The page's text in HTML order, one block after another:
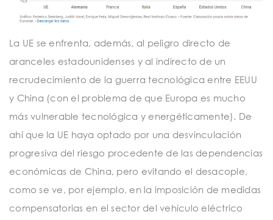
La UE se enfrenta, además, al peligro directo de
aranceles estadounidenses y al indirecto de un
recrudecimiento de la guerra tecnológica entre EEUU
y China (con el problema de que Europa es mucho
más vulnerable tecnológica y energéticamente). De
ahí que la UE haya optado por una desvinculación
progresiva del riesgo procedente de las dependencias
económicas de China, pero evitando el desacople,
como se ve, por ejemplo, en la imposición de medidas
compensatorias en el sector del vehículo eléctrico